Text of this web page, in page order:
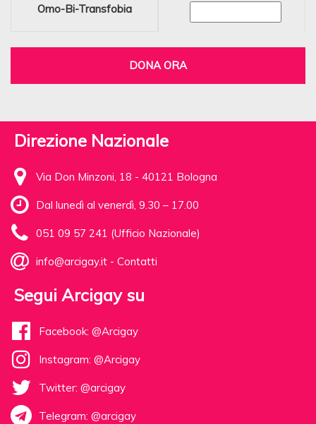
Omo-Bi-Transfobia
DONA ORA
Direzione Nazionale
Via Don Minzoni, 18 - 40121 Bologna
Dal lunedì al venerdì, 9.30 – 17.00
051 09 57 241 (Ufficio Nazionale)
info@arcigay.it - Contatti
Segui Arcigay su
Facebook: @Arcigay
Instagram: @Arcigay
Twitter: @arcigay
Telegram: @arcigay